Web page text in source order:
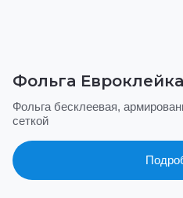
Фольга
Фольга бесклеевая,
сеткой